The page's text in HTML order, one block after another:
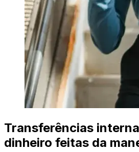
Transferências
dinheiro feitas da